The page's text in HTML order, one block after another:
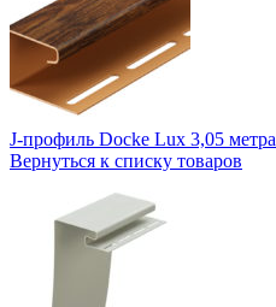
J-профиль Docke Lux 3,05 метра
Вернуться к списку товаров